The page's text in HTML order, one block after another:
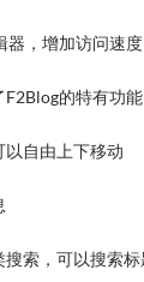
器，增加访问速度
F2Blog的特有功能
以自由上下移动
搜索，可以搜索